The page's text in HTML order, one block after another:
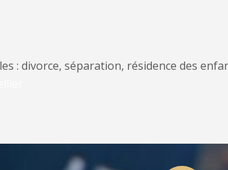
: divorce, séparation, résidence des